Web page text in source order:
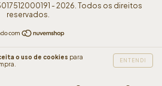
o uso de cookies para
ENTENDI
- 2026. Todos os direitos
reservados.